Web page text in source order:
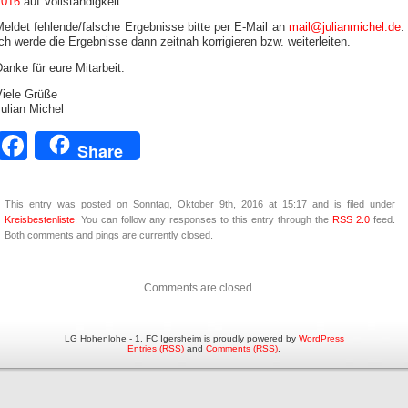
fehlende/falsche Ergebnisse bitte per E-Mail an mail@julianmichel.de.
werde die Ergebnisse dann zeitnah korrigieren bzw. weiterleiten.
für eure Mitarbeit.
Grüße
Michel
Facebook
Share
This entry was posted on Sonntag, Oktober 9th, 2016 at 15:17 and is filed under
Kreisbestenliste . You can follow any responses to this entry through the RSS 2.0 feed.
Both comments and pings are currently closed.
Comments are closed.
LG Hohenlohe - 1. FC Igersheim is proudly powered by WordPress
Entries (RSS) and Comments (RSS)